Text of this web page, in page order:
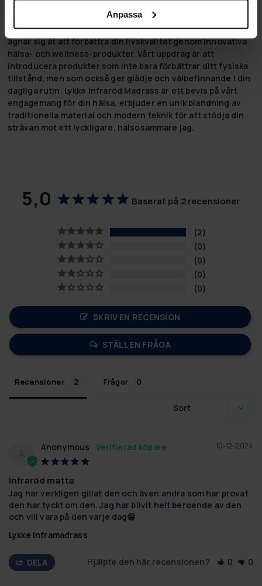
Anpassa
Lykke, som betyder 'lycka' på danska, är ett varumärke som
ägnar sig åt att förbättra din livskvalitet genom innovativa
hälsa- och wellness-produkter. Vårt uppdrag är att
introducera produkter som inte bara förbättrar ditt fysiska
tillstånd, men som också ger glädje och välbefinnande i din
dagliga rutin. Lykke Infraröd Madrass är ett bevis på vårt
engagemang för din hälsa, erbjuder en unik blandning av
traditionella material och modern teknik för att stödja din
strävan mot ett lyckligare, hälsosammare jag.
5,0 Baserat på 2 recensioner
2
0
0
0
0
SKRIV EN RECENSION
STÄLL EN FRÅGA
Recensioner Frågor
10-12-2024
Anonymous
Infraröd matta
Jag har verkligen gillat den och även andra som har provat
den har tyckt om den. Jag har blivit helt beroende av den
och vill vara på den varje dag😁
Lykke Inframadrass
DELA Hjälpte den här recensionen? 0 0